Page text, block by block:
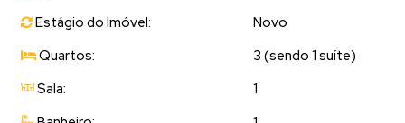
Estágio do Imóvel:
Novo
Quartos:
3 (sendo 1 suíte)
Sala:
1